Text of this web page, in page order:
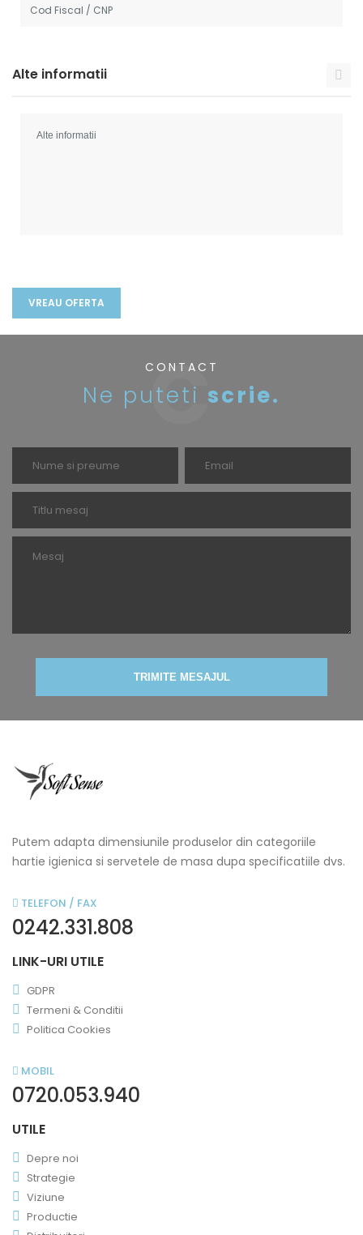
Alte informatii
CONTACT
Ne puteti scrie.
TRIMITE MESAJUL
Putem adapta dimensiunile produselor din categoriile
hartie igienica si servetele de masa dupa specificatiile dvs.
TELEFON / FAX
0242.331.808
LINK-URI UTILE
GDPR
Termeni & Conditii
Politica Cookies
MOBIL
0720.053.940
UTILE
Depre noi
Strategie
Viziune
Productie